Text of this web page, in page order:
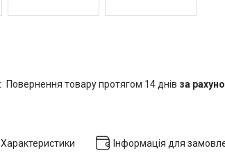
повернення товару протягом 14 днів за
Характеристики Інформація для